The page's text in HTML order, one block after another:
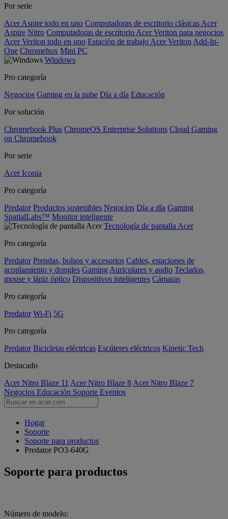
Por serie
Acer Aspire todo en uno Computadoras de escritorio clásicas Acer
Aspire Nitro Computadoras de escritorio Acer Veriton para negocios
Acer Veriton todo en uno Estación de trabajo Acer Veriton Add-In-
One Chromebox Mini PC
Windows
Pro categoría
Negocios Gaming en la nube Día a día Educación
Por solución
Chromebook Plus ChromeOS Enterprise Solutions Cloud Gaming
on Chromebook
Por serie
Acer Iconia
Pro categoría
Predator Productos sostenibles Negocios Día a día Gaming
SpatialLabs™ Monitor inteligente
Tecnología de pantalla Acer
Pro categoría
Predator Prendas, bolsos y accesorios Cables, estaciones de
acoplamiento y dongles Gaming Auriculares y audio Teclados,
mouse y lápiz óptico Dispositivos inteligentes Cámaras
Pro categoría
Predator Wi-Fi 5G
Pro categoría
Predator Bicicletas eléctricas Escúteres eléctricos Kinetic Tech
Destacado
Acer Nitro Blaze 11 Acer Nitro Blaze 8 Acer Nitro Blaze 7
Negocios Educación Soporte Eventos
Hogar
Soporte
Soporte para productos
Predator PO3-640G
Soporte para productos
Número de modelo: